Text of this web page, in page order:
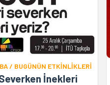
/ BUGÜNÜN ETKİNLİKLERİ
İnekleri